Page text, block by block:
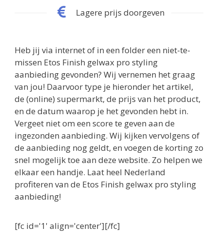
Lagere prijs doorgeven
Heb jij via internet of in een folder een niet-te-
missen Etos Finish gelwax pro styling
aanbieding gevonden? Wij vernemen het graag
van jou! Daarvoor type je hieronder het artikel,
de (online) supermarkt, de prijs van het product,
en de datum waarop je het gevonden hebt in.
Vergeet niet om een score te geven aan de
ingezonden aanbieding. Wij kijken vervolgens of
de aanbieding nog geldt, en voegen de korting zo
snel mogelijk toe aan deze website. Zo helpen we
elkaar een handje. Laat heel Nederland
profiteren van de Etos Finish gelwax pro styling
aanbieding!
[fc id='1' align='center'][/fc]